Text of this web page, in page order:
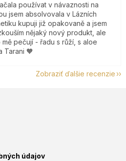
používat v návaznosti na
jsem absolvovala v Lázních
kupuji již opakovaně a jsem
nějaký nový produkt, ale
pečují - řadu s růží, s aloe
Tarani 🧡
Zobraziť ďalšie recenzie
údajov